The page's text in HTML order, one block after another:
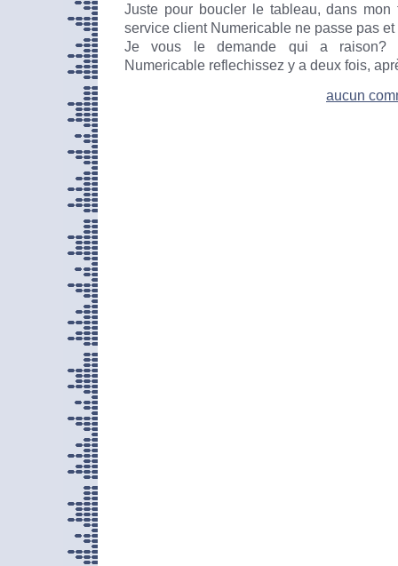
Juste pour boucler le tableau, dans mon
service client Numericable ne passe pas
Je vous le demande qui a raison?
Numericable reflechissez y a deux fois,
aucun